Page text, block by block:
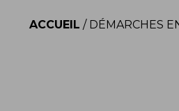
ACCUEIL / DÉMARCHES